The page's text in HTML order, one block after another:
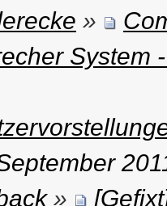
»
System
»